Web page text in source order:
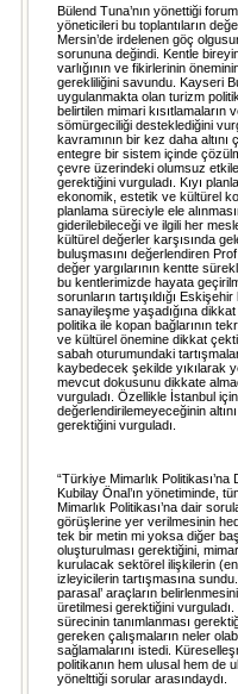
Bülend Tuna’nın yönettiği
yöneticileri bu toplantıların
Mersin’de irdelenen göç
sorununa değindi. Kentle
varlığının ve fikirlerinin
gerekliliğini savundu. Kayseri
uygulanmakta olan turizm
belirtilen mimari
sömürgeciliği desteklediğini
kavramının bir kez daha
entegre bir sistem içinde
çevre üzerindeki olumsuz
gerektiğini vurguladı. Kıyı
ekonomik, estetik ve kültürel
planlama süreciyle ele
giderilebileceği ve ilgili her
kültürel değerler karşısında
buluşmasını değerlendiren
değer yargılarının kentte
bu kentlerimizde hayata
sorunların tartışıldığı
sanayileşme yaşadığına
politika ile kopan bağlarının
ve kültürel önemine dikkat
sabah oturumundaki
kaybedecek şekilde yıkılarak
mevcut dokusunu dikkate
vurguladı. Özellikle İstanbul
değerlendirilemeyeceğinin
gerektiğini vurguladı.
“Türkiye Mimarlık
Kubilay Önal’ın yönetiminde,
Mimarlık Politikası’na dair
görüşlerine yer verilmesinin
tek bir metin mi yoksa diğer
oluşturulması gerektiğini,
kurulacak sektörel ilişkilerin
izleyicilerin tartışmasına
parasal’ araçların
üretilmesi gerektiğini
sürecinin tanımlanması
gereken çalışmaların neler
sağlamalarını istedi.
politikanın hem ulusal hem de
yönelttiği sorular arasındaydı.